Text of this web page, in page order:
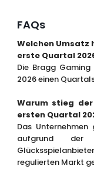
FAQs
Welchen Umsatz
erste Quartal
Die Bragg
2026 einen
Warum stieg
ersten Quartal
Das
aufgrund der
regulierten Markt